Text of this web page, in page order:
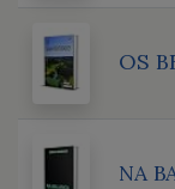
OS
NA